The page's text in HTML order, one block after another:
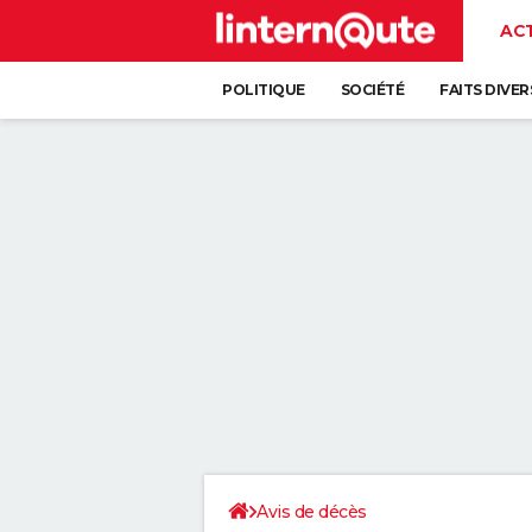
POLITIQUE SOCIÉTÉ FAITS
Avis de décès